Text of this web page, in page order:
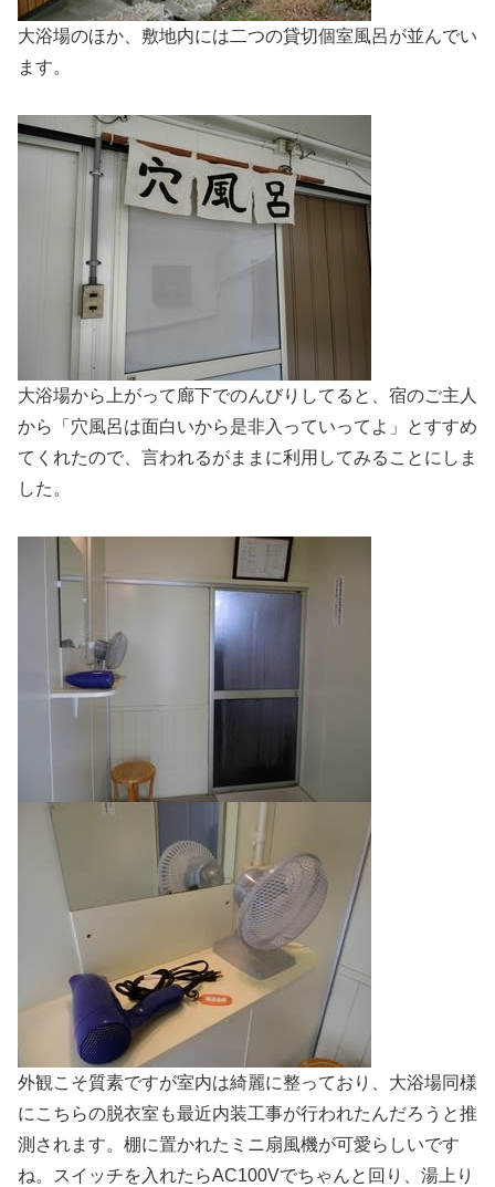
大浴場のほか、敷地内には二つの貸切個室風呂が並んでい
ます。
大浴場から上がって廊下でのんびりしてると、宿のご主人
から「穴風呂は面白いから是非入っていってよ」とすすめ
てくれたので、言われるがままに利用してみることにしま
した。
外観こそ質素ですが室内は綺麗に整っており、大浴場同様
にこちらの脱衣室も最近内装工事が行われたんだろうと推
測されます。棚に置かれたミニ扇風機が可愛らしいです
ね。スイッチを入れたらAC100Vでちゃんと回り、湯上り